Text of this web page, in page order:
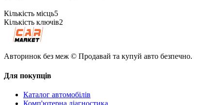
Кількість місць5
Кількість ключів2
Авторинок без меж © Продавай та купуй авто безпечно.
Для покупців
Каталог автомобілів
Комп'ютерна діагностика